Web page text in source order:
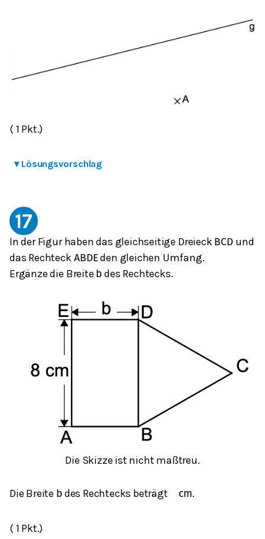
( 1 Pkt.)
▾ Lösungsvorschlag
17
In der Figur haben das gleichseitige Dreieck BCD und
das Rechteck ABDEden gleichen Umfang.
Ergänze die Breite b des Rechtecks.
Die Skizze ist nicht maßtreu.
Die Breite bdes Rechtecks beträgt cm.
( 1 Pkt.)